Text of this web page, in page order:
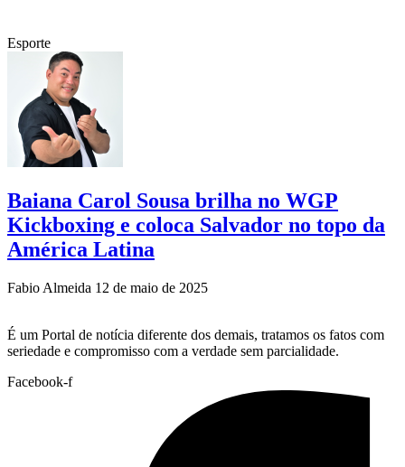
Esporte
Baiana Carol Sousa brilha no WGP
Kickboxing e coloca Salvador no topo da
América Latina
Fabio Almeida 12 de maio de 2025
É um Portal de notícia diferente dos demais, tratamos os fatos com
seriedade e compromisso com a verdade sem parcialidade.
Facebook-f